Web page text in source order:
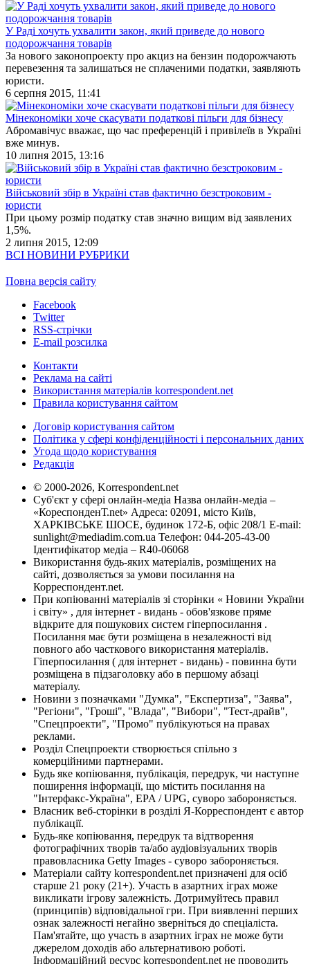
У Раді хочуть ухвалити закон, який приведе до нового
подорожчання товарів
За нового законопроекту про акциз на бензин подорожчають
перевезення та залишаться не сплаченими податки, заявляють
юристи.
6 серпня 2015, 11:41
Мінекономіки хоче скасувати податкові пільги для бізнесу
Абромавічус вважає, що час преференцій і привілеїв в Україні
вже минув.
10 липня 2015, 13:16
Військовий збір в Україні став фактично безстроковим -
юристи
При цьому розмір податку став значно вищим від заявлених
1,5%.
2 липня 2015, 12:09
ВСІ НОВИНИ РУБРИКИ
Повна версія сайту
Facebook
Twitter
RSS-стрічки
E-mail розсилка
Контакти
Реклама на сайті
Використання матеріалів korrespondent.net
Правила користування сайтом
Договір користування сайтом
Політика у сфері конфіденційності і персональних даних
Угода щодо користування
Редакція
© 2000-2026, Korrespondent.net
Суб'єкт у сфері онлайн-медіа Назва онлайн-медіа –
«КореспонденТ.net» Адреса: 02091, місто Київ,
ХАРКІВСЬКЕ ШОСЕ, будинок 172-Б, офіс 208/1 E-mail:
sunlight@mediadim.com.ua Телефон: 044-205-43-00
Ідентифікатор медіа – R40-06068
Використання будь-яких матеріалів, розміщених на
сайті, дозволяється за умови посилання на
Корреспондент.net.
При копіюванні матеріалів зі сторінки « Новини України
і світу» , для інтернет - видань - обов'язкове пряме
відкрите для пошукових систем гіперпосилання .
Посилання має бути розміщена в незалежності від
повного або часткового використання матеріалів.
Гіперпосилання ( для інтернет - видань) - повинна бути
розміщена в підзаголовку або в першому абзаці
матеріалу.
Новини з позначками "Думка", "Експертиза", "Заява",
"Регіони", "Гроші", "Влада", "Вибори", "Тест-драйв",
"Спецпроекти", "Промо" публікуються на правах
реклами.
Розділ Спецпроекти створюється спільно з
комерційними партнерами.
Будь яке копіювання, публікація, передрук, чи наступне
поширення інформації, що містить посилання на
"Інтерфакс-Україна", EPA / UPG, суворо забороняється.
Власник веб-сторінки в розділі Я-Корреспондент є автор
публікації.
Будь-яке копіювання, передрук та відтворення
фотографічних творів та/або аудіовізуальних творів
правовласника Getty Images - суворо забороняється.
Матеріали сайту korrespondent.net призначені для осіб
старше 21 року (21+). Участь в азартних іграх може
викликати ігрову залежність. Дотримуйтесь правил
(принципів) відповідальної гри. При виявленні перших
ознак залежності негайно зверніться до спеціаліста.
Пам'ятайте, що участь в азартних іграх не може бути
джерелом доходів або альтернативою роботі.
Інформаційний ресурс korrespondent.net не проводить